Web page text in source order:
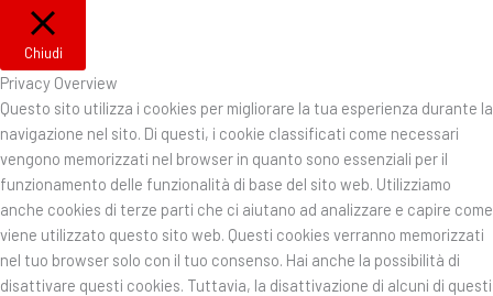
Chiudi
Privacy Overview
Questo sito utilizza i cookies per migliorare la tua esperienza durante la
navigazione nel sito. Di questi, i cookie classificati come necessari
vengono memorizzati nel browser in quanto sono essenziali per il
funzionamento delle funzionalità di base del sito web. Utilizziamo
anche cookies di terze parti che ci aiutano ad analizzare e capire come
viene utilizzato questo sito web. Questi cookies verranno memorizzati
nel tuo browser solo con il tuo consenso. Hai anche la possibilità di
disattivare questi cookies. Tuttavia, la disattivazione di alcuni di questi